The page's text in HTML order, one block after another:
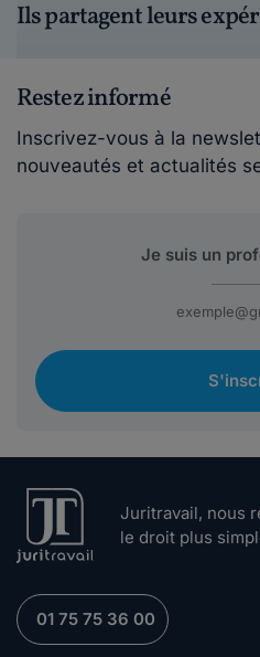
Ils partagent leurs
Restez informé
Inscrivez-vous à la
nouveautés et actualités
Juritravail, nous
le droit plus
01 75 75 36 00